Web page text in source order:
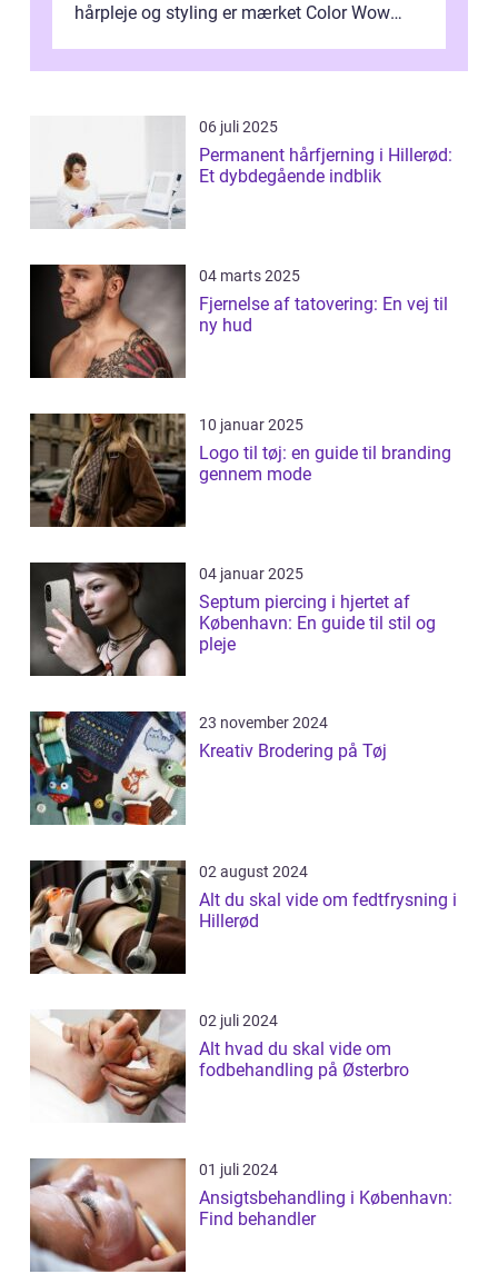
hårpleje og styling er mærket Color Wow
innova...
06 juli 2025
Permanent hårfjerning i Hillerød:
Et dybdegående indblik
04 marts 2025
Fjernelse af tatovering: En vej til
ny hud
10 januar 2025
Logo til tøj: en guide til branding
gennem mode
04 januar 2025
Septum piercing i hjertet af
København: En guide til stil og
pleje
23 november 2024
Kreativ Brodering på Tøj
02 august 2024
Alt du skal vide om fedtfrysning i
Hillerød
02 juli 2024
Alt hvad du skal vide om
fodbehandling på Østerbro
01 juli 2024
Ansigtsbehandling i København:
Find behandler